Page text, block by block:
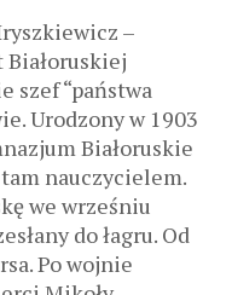
–
szef “państwa
Urodzony w 1903
Białoruskie
nauczycielem.
we wrześniu
do łagru. Od
Po wojnie